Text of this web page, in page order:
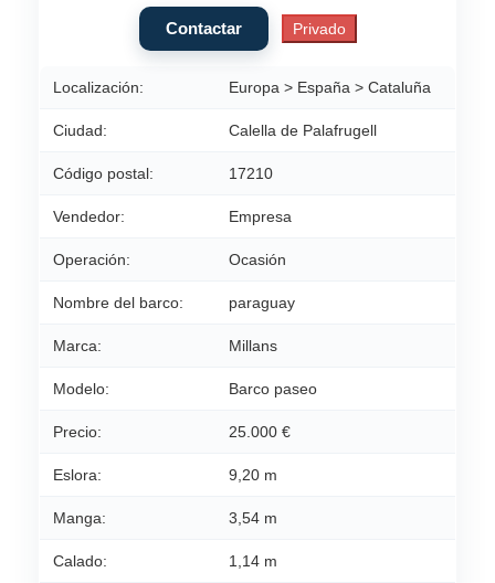
Localización: Europa > España > Cataluña
Ciudad: Calella de Palafrugell
Código postal: 17210
Vendedor: Empresa
Operación: Ocasión
Nombre del barco: paraguay
Marca: Millans
Modelo: Barco paseo
Precio: 25.000 €
Eslora: 9,20 m
Manga: 3,54 m
Calado: 1,14 m